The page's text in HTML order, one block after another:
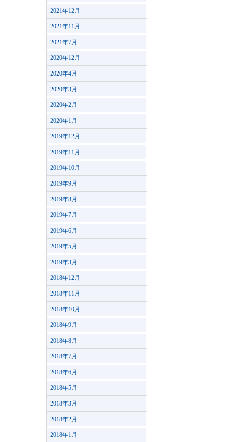
2021年12月
2021年11月
2021年7月
2020年12月
2020年4月
2020年3月
2020年2月
2020年1月
2019年12月
2019年11月
2019年10月
2019年9月
2019年8月
2019年7月
2019年6月
2019年5月
2019年3月
2018年12月
2018年11月
2018年10月
2018年9月
2018年8月
2018年7月
2018年6月
2018年5月
2018年3月
2018年2月
2018年1月